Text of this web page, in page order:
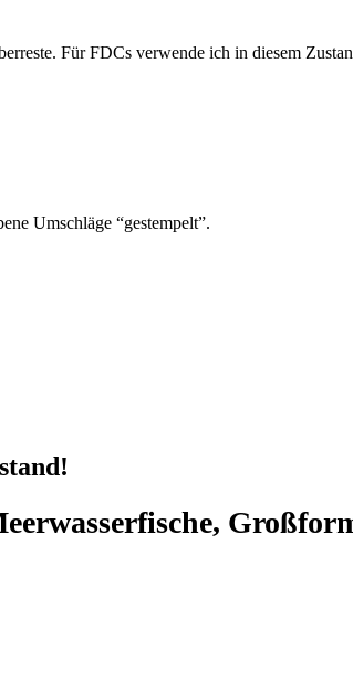
Für FDCs verwende ich in diesem
Umschläge “gestempelt”.